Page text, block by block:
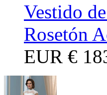
Vestido
Rosetón
EUR €